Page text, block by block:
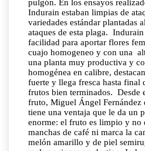
pulgón. En los ensayos
Indurain estaban limpias de
variedades estándar plantadas
ataques de esta plaga.
facilidad para aportar flores
cuajo homogeneo y con una
una planta muy productiva y
homogénea en calibre,
fuerte y llega fresca hasta final
frutos bien terminados. Desde
fruto, Miguel Ángel Fernández
tiene una ventaja que le da un
enorme: el fruto es limpio y no
manchas de café ni marca la
melón amarillo y de piel